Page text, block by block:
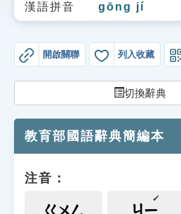
生字詞彙表
成語故事
索引選單
單字索引
遊戲專區
漢語拼音 gōng jí
開啟關聯 列入收藏
切換辭典
教育部國語辭典簡編本
注音：
ㄍㄨㄥ ㄐㄧ